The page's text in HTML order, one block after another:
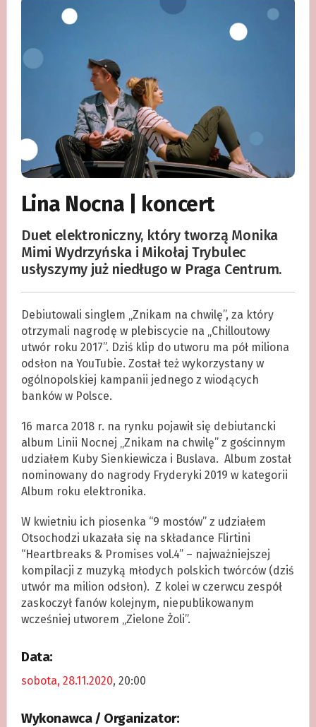
Lina Nocna | koncert
Duet elektroniczny, który tworzą Monika
Mimi Wydrzyńska i Mikołaj Trybulec
usłyszymy już niedługo w Praga Centrum.
Debiutowali singlem „Znikam na chwilę”, za który
otrzymali nagrodę w plebiscycie na „Chilloutowy
utwór roku 2017”. Dziś klip do utworu ma pół miliona
odsłon na YouTubie. Został też wykorzystany w
ogólnopolskiej kampanii jednego z wiodących
banków w Polsce.
16 marca 2018 r. na rynku pojawił się debiutancki
album Linii Nocnej „Znikam na chwilę” z gościnnym
udziałem Kuby Sienkiewicza i Buslava. Album został
nominowany do nagrody Fryderyki 2019 w kategorii
Album roku elektronika.
W kwietniu ich piosenka “9 mostów” z udziałem
Otsochodzi ukazała się na składance Flirtini
“Heartbreaks & Promises vol.4” – najważniejszej
kompilacji z muzyką młodych polskich twórców (dziś
utwór ma milion odsłon). Z kolei w czerwcu zespół
zaskoczył fanów kolejnym, niepublikowanym
wcześniej utworem „Zielone Żoli”.
Data:
sobota, 28.11.2020, 20:00
Wykonawca / Organizator: